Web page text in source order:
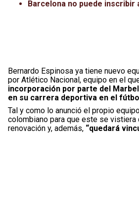
Barcelona no puede inscribir
Bernardo Espinosa ya tiene nuevo
por Atlético Nacional, equipo en el
incorporación por parte del
en su carrera deportiva en el
Tal y como lo anunció el propio
colombiano para que este se
renovación y, además, “quedará